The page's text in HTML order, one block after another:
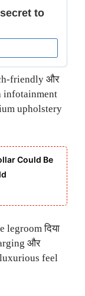
friendly और
infotainment
upholstery
Could Be
legroom दिया
और
feel